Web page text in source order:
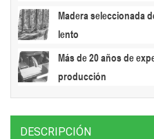
Madera seleccionada
lento
Más de 20 años de
producción
DESCRIPCIÓN